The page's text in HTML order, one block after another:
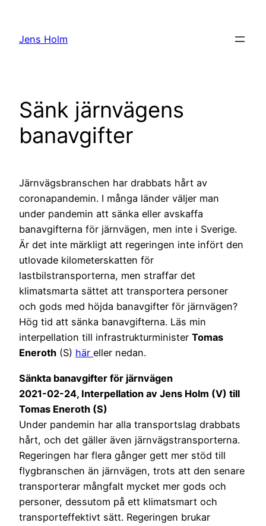
innehåll
Jens Holm
Sänk järnvägens
banavgifter
Järnvägsbranschen har drabbats hårt av
coronapandemin. I många länder väljer man
under pandemin att sänka eller avskaffa
banavgifterna för järnvägen, men inte i Sverige.
Är det inte märkligt att regeringen inte infört den
utlovade kilometerskatten för
lastbilstransporterna, men straffar det
klimatsmarta sättet att transportera personer
och gods med höjda banavgifter för järnvägen?
Hög tid att sänka banavgifterna. Läs min
interpellation till infrastrukturminister Tomas
Eneroth (S) här eller nedan.
Sänkta banavgifter för järnvägen
2021-02-24, Interpellation av Jens Holm (V) till
Tomas Eneroth (S)
Under pandemin har alla transportslag drabbats
hårt, och det gäller även järnvägstransporterna.
Regeringen har flera gånger gett mer stöd till
flygbranschen än järnvägen, trots att den senare
transporterar mångfalt mycket mer gods och
personer, dessutom på ett klimatsmart och
transporteffektivt sätt. Regeringen brukar